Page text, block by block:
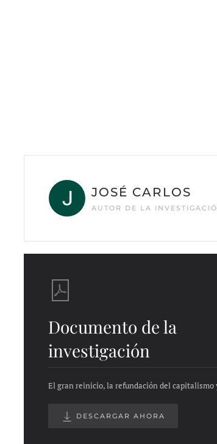
JOSÉ CARLOS
AUTOR DE LA
Documento de la
investigación
El gran reinicio, la refundación del capitalismo
DESCARGAR AHORA